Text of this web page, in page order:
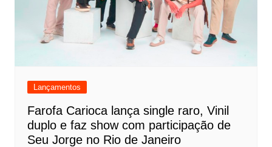
Lançamentos
Farofa Carioca lança single raro, Vinil
duplo e faz show com participação de
Seu Jorge no Rio de Janeiro